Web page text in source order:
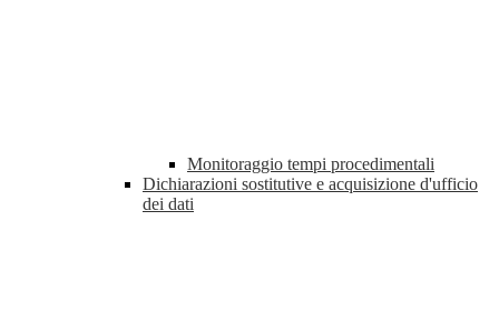
Monitoraggio tempi procedimentali
Dichiarazioni sostitutive e acquisizione d'ufficio
dei dati